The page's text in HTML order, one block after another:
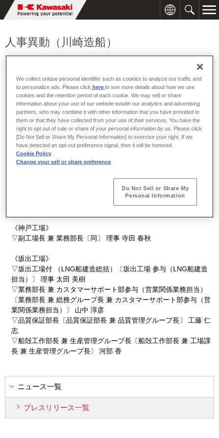
人事異動（川崎造船）
川崎造船は、2004年4月1日付でつぎのとおり人事異動を行いま
す。
[人事異動]※〔 〕は旧職名を示す、（ ）は担当を示す。
《本社管理部門》
▽調達部長 兼 管理グループ長〔調達部長〕 理事 岡崎 信行
▽技術本部付 （設計合理化推進総括）〔技術本部 参与（設計合理
《神戸工場》
▽副工場長 兼 業務部長〔同〕 理事 寺田 春秋
《坂出工場》
▽坂出工場付 （LNG船建造総括）〔坂出工場 参与（LNG船建造
担当）〕 理事 太田 美樹
▽業務部長 兼 カスタマーサポート部参与（営業関係業務担当）
〔業務部長 兼 総務グループ長 兼 カスタマーサポート部参与（営
業関係業務担当）〕 山中 淳彦
▽品質保証部長〔品質保証部長 兼 品質管理グループ長〕 工藤 仁
志
▽船殻工作部長 兼 生産管理グループ長〔船殻工作部長 兼 工場課
長 兼 生産管理グループ長〕 河部 香
ニュース一覧
プレスリリース一覧
We collect unique personal identifier such as cookies to analyze our traffic and
to personalize ads. Please click hereto see more details about how we use
cookies and the retention period of each cookie. We may sell or share
information about your use of our website to/with our analytics and advertising
partners, who may combine it with other information that you have provided to
them or that they have collected from your use of their services. You have the
right to opt out of sale or share of your personal information by us. Please click
[Do Not Sell or Share My Personal Information] to exercise your right. If we
have detected an opt-out preference signal, then it will be honored.
Cookie Policy
Change your sell or share preference
Do Not Sell or Share My
Personal Information